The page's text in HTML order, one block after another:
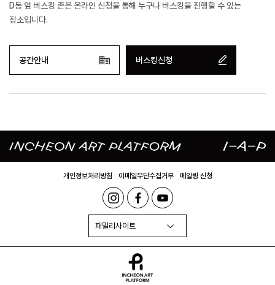
D동 앞 버스킹 존은 온라인 신청을 통해 누구나 버스킹을 진행할 수 있는
장소입니다.
공간안내 버스킹신청
개인정보처리방침 이메일무단수집거부 메일링 신청
패밀리사이트